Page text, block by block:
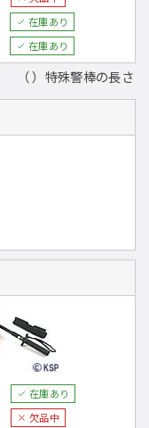
在庫あり
在庫あり
（ ）特殊警棒の長さ
在庫あり
欠品中